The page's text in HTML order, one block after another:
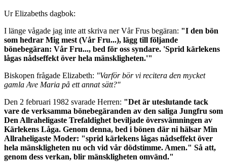
Ur Elizabeths dagbok:
I länge vågade jag inte att skriva ner Vår Frus begäran: "I den bön
som hedrar Mig mest (Vår Fru...), lägg till följande
bönebegäran: Vår Fru..., bed för oss syndare. 'Sprid kärlekens
lågas nådseffekt över hela mänskligheten.'"
Biskopen frågade Elizabeth: "Varför bör vi recitera den mycket
gamla Ave Maria på ett annat sätt?"
Den 2 februari 1982 svarade Herren: "Det är uteslutande tack
vare de verksamma bönebegäranden av den saliga Jungfru som
Den Allraheligaste Trefaldighet beviljade översvämningen av
Kärlekens Låga. Genom denna, bed i bönen där ni hälsar Min
Allraheligaste Moder: "sprid kärlekens lågas nådseffekt över
hela mänskligheten nu och vid vår dödstimme. Amen." Så att,
genom dess verkan, blir mänskligheten omvänd."